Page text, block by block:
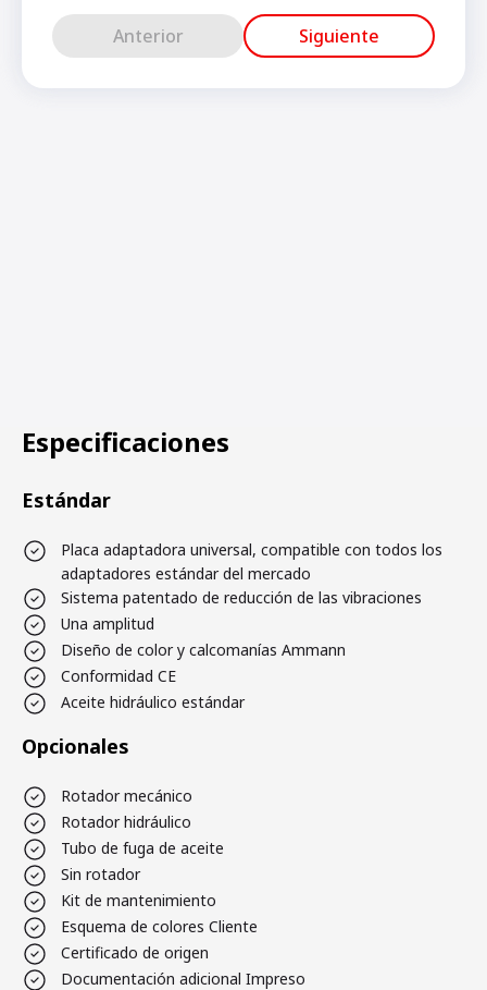
Anterior Siguiente
Especificaciones
Estándar
Placa adaptadora universal, compatible con todos los
adaptadores estándar del mercado
Sistema patentado de reducción de las vibraciones
Una amplitud
Diseño de color y calcomanías Ammann
Conformidad CE
Aceite hidráulico estándar
Opcionales
Rotador mecánico
Rotador hidráulico
Tubo de fuga de aceite
Sin rotador
Kit de mantenimiento
Esquema de colores Cliente
Certificado de origen
Documentación adicional Impreso